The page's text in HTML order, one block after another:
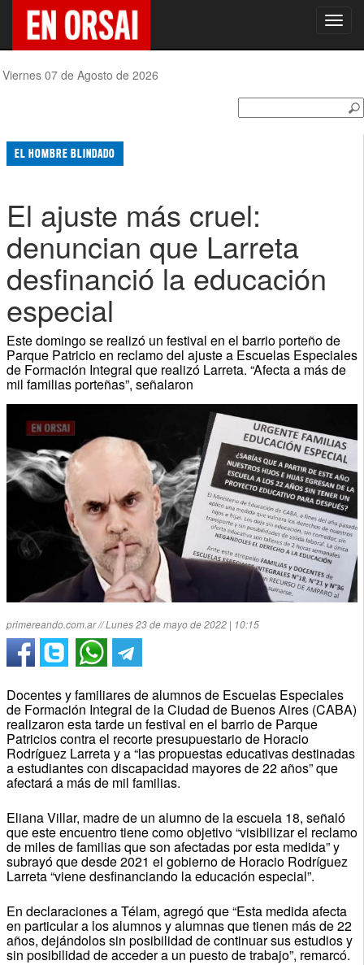
Viernes 07 de Agosto de 2026
EL HOMBRE BLINDADO
El ajuste más cruel:
denuncian que Larreta
desfinanció la educación
especial
Este domingo se realizó un festival en el barrio porteño de
Parque Patricio en reclamo del ajuste a Escuelas Especiales
de Formación Integral que realizó Larreta. “Afecta a más de
mil familias porteñas”, señalaron
primereando.com.ar // Lunes 23 de mayo de 2022 | 10:15
Docentes y familiares de alumnos de Escuelas Especiales
de Formación Integral de la Ciudad de Buenos Aires (CABA)
realizaron esta tarde un festival en el barrio de Parque
Patricios contra el recorte presupuestario de Horacio
Rodríguez Larreta y a “las propuestas educativas destinadas
a estudiantes con discapacidad mayores de 22 años” que
afectará a más de mil familias.
Eliana Villar, madre de un alumno de la escuela 18, señaló
que este encuentro tiene como objetivo “visibilizar el reclamo
de miles de familias que son afectadas por esta medida” y
subrayó que desde 2021 el gobierno de Horacio Rodríguez
Larreta “viene desfinanciando la educación especial”.
En declaraciones a Télam, agregó que “Esta medida afecta
en particular a los alumnos y alumnas que tienen más de 22
años, dejándolos sin posibilidad de continuar sus estudios y
sin posibilidad de acceder a un puesto de trabajo”, remarcó.